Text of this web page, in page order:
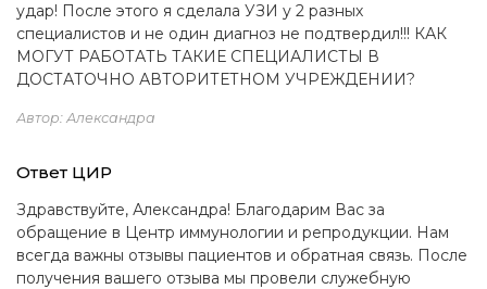
удар! После этого я сделала УЗИ у 2 разных
специалистов и не один диагноз не подтвердил!!! КАК
МОГУТ РАБОТАТЬ ТАКИЕ СПЕЦИАЛИСТЫ В
ДОСТАТОЧНО АВТОРИТЕТНОМ УЧРЕЖДЕНИИ?
Автор: Александра
Ответ ЦИР
Здравствуйте, Александра! Благодарим Вас за
обращение в Центр иммунологии и репродукции. Нам
всегда важны отзывы пациентов и обратная связь. После
получения вашего отзыва мы провели служебную